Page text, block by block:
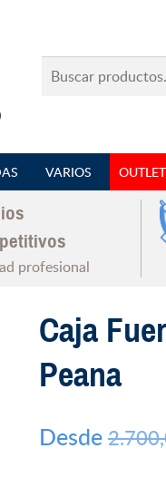
Buscar
productos...
VARIOS OUTLET
profesional
Caja
Peana
Desde